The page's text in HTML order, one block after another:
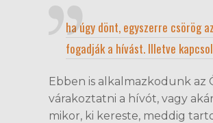
ha úgy dönt, egyszerre csörög
fogadják a hívást. Illetve
Ebben is alkalmazkodunk az
várakoztatni a hívót, vagy
mikor, ki kereste, meddig